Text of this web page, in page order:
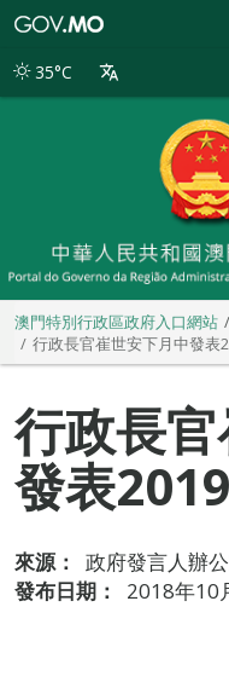
別
35°C
澳門特別行政區政府入口網站
行政長官崔世安下月中發表
行政長
發表
來源：
政府發言人辦公
發布日期：
2018年10